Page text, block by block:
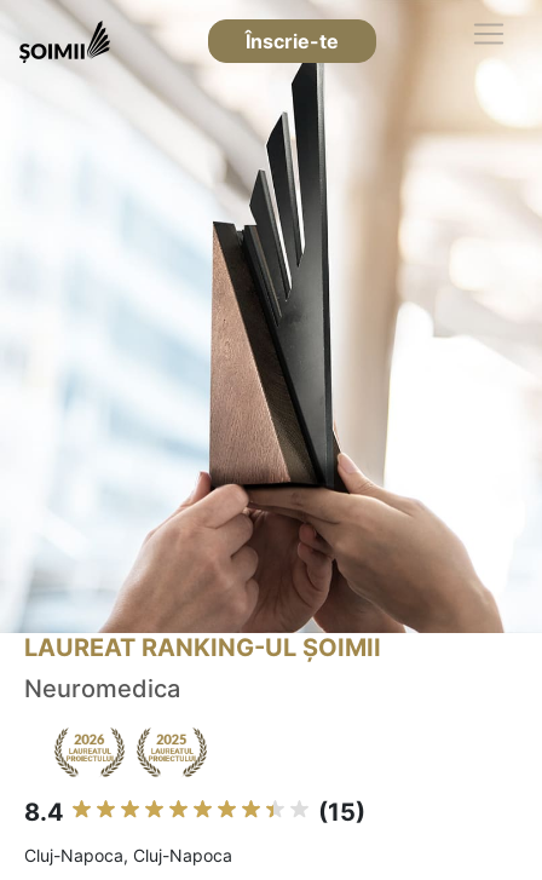
Înscrie-te
LAUREAT RANKING-UL ȘOIMII
Neuromedica
8.4 (15)
Cluj-Napoca, Cluj-Napoca